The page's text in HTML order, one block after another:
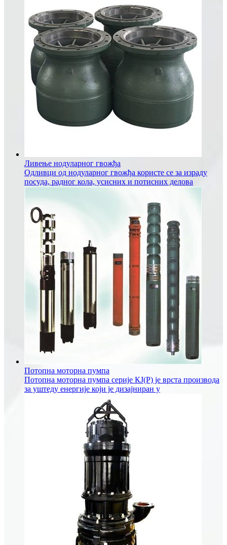
Ливење нодуларног гвожђа
Одливци од нодуларног гвожђа користе се за израду
посуда, радног кола, усисних и потисних делова
Потопна моторна пумпа
Потопна моторна пумпа серије КЈ(Р) је врста производа
за уштеду енергије који је дизајниран у